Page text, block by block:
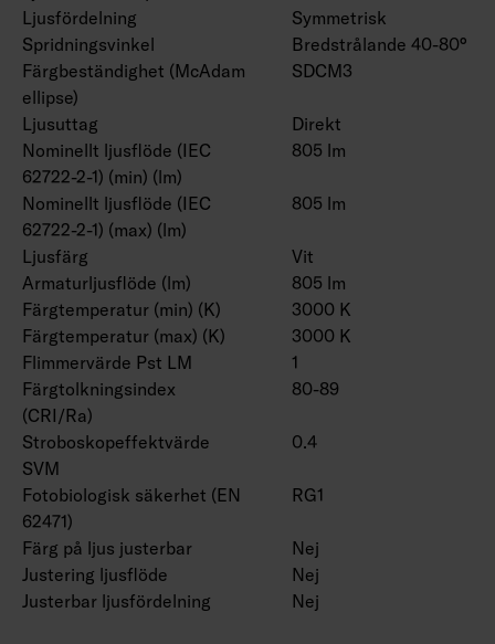
Ljusfördelning
Symmetrisk
Spridningsvinkel
Bredstrålande 40-80°
Färgbeständighet (McAdam
ellipse)
SDCM3
Ljusuttag
Direkt
Nominellt ljusflöde (IEC
62722-2-1) (min) (lm)
805 lm
Nominellt ljusflöde (IEC
62722-2-1) (max) (lm)
805 lm
Ljusfärg
Vit
Armaturljusflöde (lm)
805 lm
Färgtemperatur (min) (K)
3000 K
Färgtemperatur (max) (K)
3000 K
Flimmervärde Pst LM
1
Färgtolkningsindex
(CRI/Ra)
80-89
Stroboskopeffektvärde
SVM
0.4
Fotobiologisk säkerhet (EN
62471)
RG1
Färg på ljus justerbar
Nej
Justering ljusflöde
Nej
Justerbar ljusfördelning
Nej